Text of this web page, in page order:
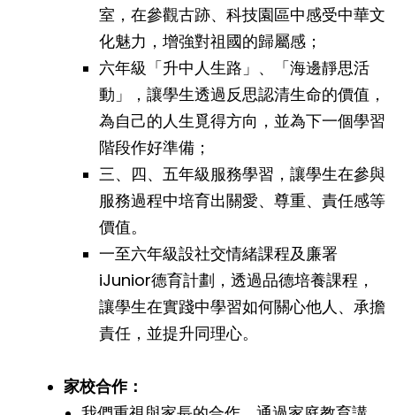
室，在參觀古跡、科技園區中感受中華文
化魅力，增強對祖國的歸屬感；
六年級「升中人生路」、「海邊靜思活
動」，讓學生透過反思認清生命的價值，
為自己的人生覓得方向，並為下一個學習
階段作好準備；
三、四、五年級服務學習，讓學生在參與
服務過程中培育出關愛、尊重、責任感等
價值。
一至六年級設社交情緒課程及廉署
iJunior德育計劃，透過品德培養課程，
讓學生在實踐中學習如何關心他人、承擔
責任，並提升同理心。
家校合作：